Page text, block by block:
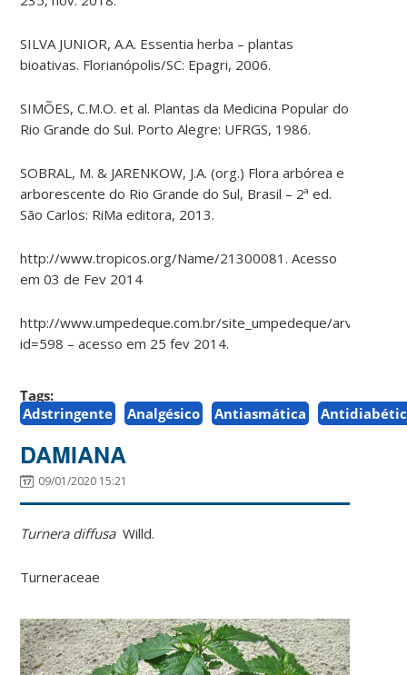
SILVA JUNIOR, A.A. Essentia herba – plantas
bioativas. Florianópolis/SC: Epagri, 2006.
SIMÕES, C.M.O. et al. Plantas da Medicina Popular do
Rio Grande do Sul. Porto Alegre: UFRGS, 1986.
SOBRAL, M. & JARENKOW, J.A. (org.) Flora arbórea e
arborescente do Rio Grande do Sul, Brasil – 2ª ed.
São Carlos: RiMa editora, 2013.
http://www.tropicos.org/Name/21300081. Acesso
em 03 de Fev 2014
http://www.umpedeque.com.br/site_umpedeque/arvore.php?
id=598 – acesso em 25 fev 2014.
Tags:
Adstringente
Analgésico Antiasmática
DAMIANA
09/01/2020 15:21
Turnera diffusaWilld.
Turneraceae